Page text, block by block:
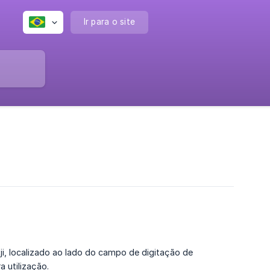
Ir para o site
localizado ao lado do campo de digitação de
utilização.